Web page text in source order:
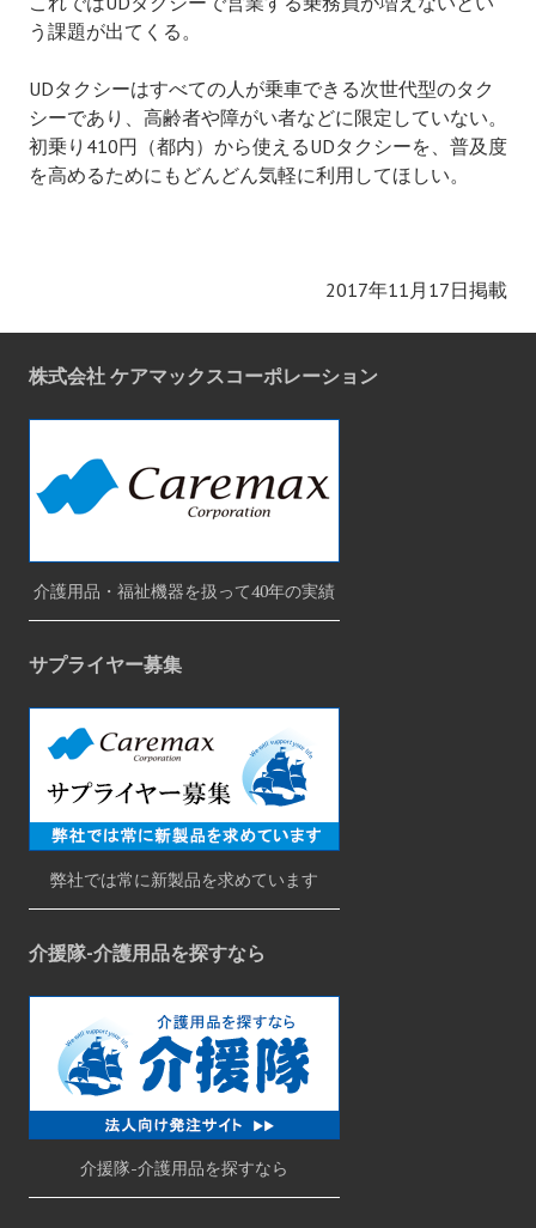
う課題が出てくる。
UDタクシーはすべての人が乗車できる次世代型のタク
シーであり、高齢者や障がい者などに限定していない。
初乗り410円（都内）から使えるUDタクシーを、普及度
を高めるためにもどんどん気軽に利用してほしい。
2017年11月17日掲載
株式会社 ケアマックスコーポレーション
介護用品・福祉機器を扱って40年の実績
サプライヤー募集
弊社では常に新製品を求めています
介援隊-介護用品を探すなら
介援隊-介護用品を探すなら